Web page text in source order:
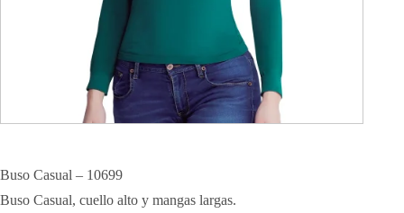
Buso Casual – 10699
Buso Casual, cuello alto y mangas largas.